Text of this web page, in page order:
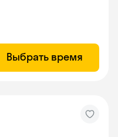
Выбрать время